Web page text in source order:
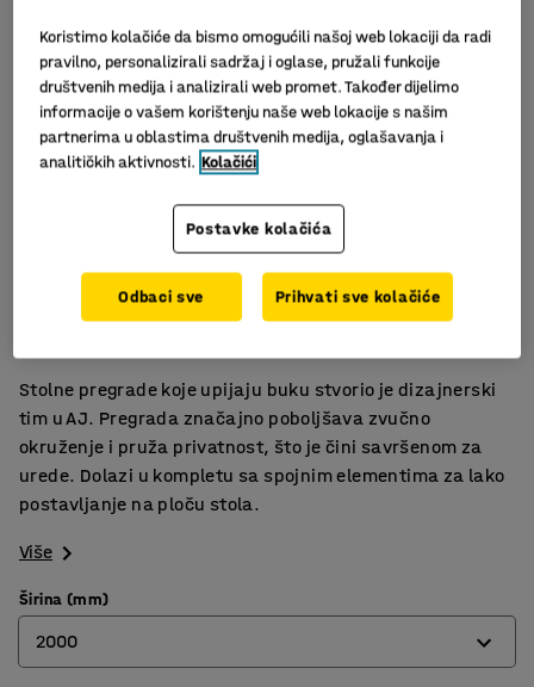
Slični proizvodi
Učinkovito upijanje buke
Komplet sa spojnicama
Stolne pregrade koje upijaju buku stvorio je dizajnerski
tim u AJ. Pregrada značajno poboljšava zvučno
okruženje i pruža privatnost, što je čini savršenom za
urede. Dolazi u kompletu sa spojnim elementima za lako
postavljanje na ploču stola.
Više
Širina (mm)
2000
Koristimo kolačiće da bismo omogućili našoj web lokaciji da radi
pravilno, personalizirali sadržaj i oglase, pružali funkcije
društvenih medija i analizirali web promet. Također dijelimo
informacije o vašem korištenju naše web lokacije s našim
partnerima u oblastima društvenih medija, oglašavanja i
analitičkih aktivnosti. Kolačići
Postavke kolačića
Odbaci sve Prihvati sve kolačiće